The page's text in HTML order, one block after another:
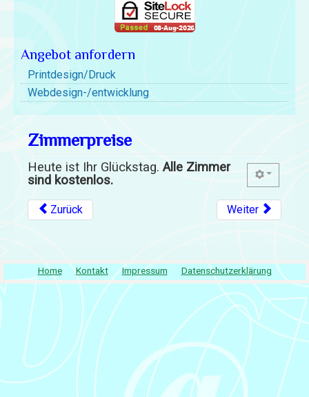
Angebot anfordern
Printdesign/Druck
Webdesign-/entwicklung
Zimmerpreise
Heute ist Ihr Glückstag.Alle Zimmer
sind kostenlos.
Zurück Weiter
Home Kontakt Impressum Datenschutzerklärung